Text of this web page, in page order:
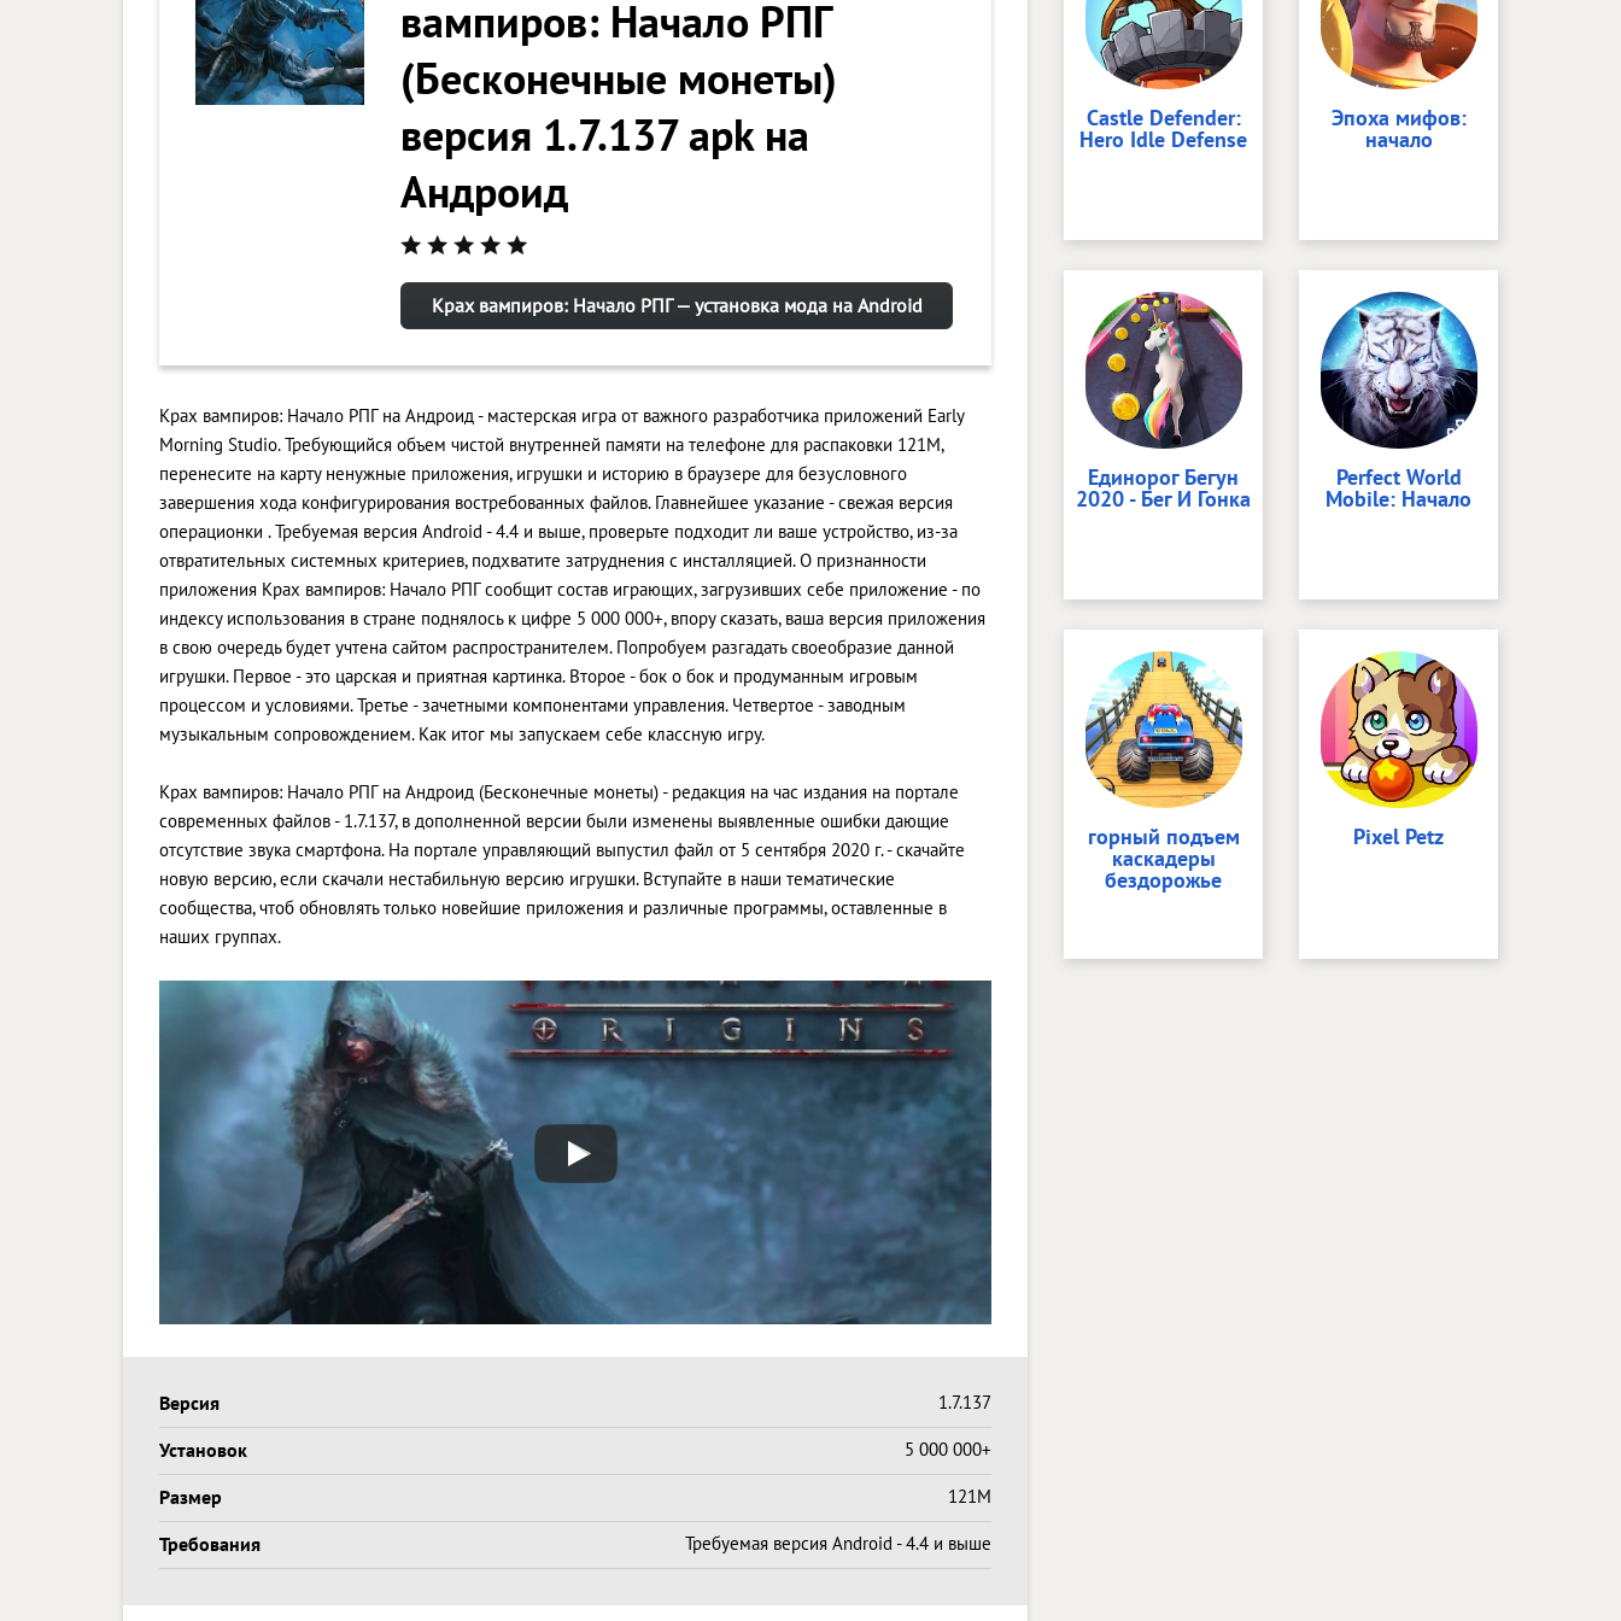
вампиров: Начало РПГ
(Бесконечные монеты)
версия 1.7.137 apk на
Андроид
Крах вампиров: Начало РПГ — установка мода на Android
Крах вампиров: Начало РПГ на Андроид - мастерская игра от важного разработчика приложений Early
Morning Studio. Требующийся объем чистой внутренней памяти на телефоне для распаковки 121M,
перенесите на карту ненужные приложения, игрушки и историю в браузере для безусловного
завершения хода конфигурирования востребованных файлов. Главнейшее указание - свежая версия
операционки . Требуемая версия Android - 4.4 и выше, проверьте подходит ли ваше устройство, из-за
отвратительных системных критериев, подхватите затруднения с инсталляцией. О признанности
приложения Крах вампиров: Начало РПГ сообщит состав играющих, загрузивших себе приложение - по
индексу использования в стране поднялось к цифре 5 000 000+, впору сказать, ваша версия приложения
в свою очередь будет учтена сайтом распространителем. Попробуем разгадать своеобразие данной
игрушки. Первое - это царская и приятная картинка. Второе - бок о бок и продуманным игровым
процессом и условиями. Третье - зачетными компонентами управления. Четвертое - заводным
музыкальным сопровождением. Как итог мы запускаем себе классную игру.
Крах вампиров: Начало РПГ на Андроид (Бесконечные монеты) - редакция на час издания на портале
современных файлов - 1.7.137, в дополненной версии были изменены выявленные ошибки дающие
отсутствие звука смартфона. На портале управляющий выпустил файл от 5 сентября 2020 г. - скачайте
новую версию, если скачали нестабильную версию игрушки. Вступайте в наши тематические
сообщества, чтоб обновлять только новейшие приложения и различные программы, оставленные в
наших группах.
Версия 1.7.137
Установок 5 000 000+
Размер 121M
Требования Требуемая версия Android - 4.4 и выше
Castle Defender:
Hero Idle Defense
Эпоха мифов:
начало
Единорог Бегун
2020 - Бег И Гонка
Perfect World
Mobile: Начало
горный подъем
каскадеры
бездорожье
Pixel Petz